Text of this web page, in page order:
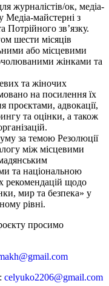
журналістів/ок, медіа-
Медіа-майстерні з
Потрійного зв’язку.
шести місяців
або місцевими
жінками та
та жіночих
на посилення їх
проєктами, адвокації,
та оцінки, а також
за темою Резолюції
між місцевими
та національною
рекомендацій щодо
мир та безпека» у
рівні.
просимо
celyuko2206@gmail.com